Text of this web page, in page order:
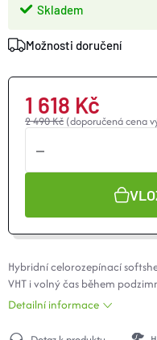
Skladem
Možnosti doručení
2 490 Kč (doporučená cena
1 618 Kč
Hybridní celorozepínací
VHT i volný čas během
Detailní informace